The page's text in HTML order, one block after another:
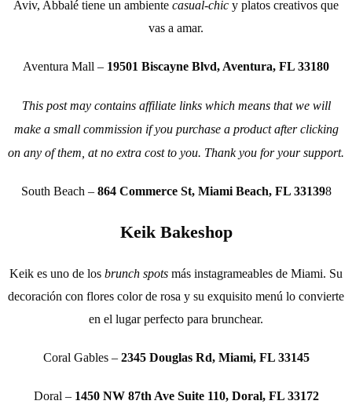
Aviv, Abbalé tiene un ambiente casual-chic y platos creativos que
vas a amar.
Aventura Mall – 19501 Biscayne Blvd, Aventura, FL 33180
This post may contains affiliate links which means that we will
make a small commission if you purchase a product after clicking
on any of them, at no extra cost to you. Thank you for your support.
South Beach – 864 Commerce St, Miami Beach, FL 331398
Keik Bakeshop
Keik es uno de los brunch spots más instagrameables de Miami. Su
decoración con flores color de rosa y su exquisito menú lo convierte
en el lugar perfecto para brunchear.
Coral Gables – 2345 Douglas Rd, Miami, FL 33145
Doral – 1450 NW 87th Ave Suite 110, Doral, FL 33172